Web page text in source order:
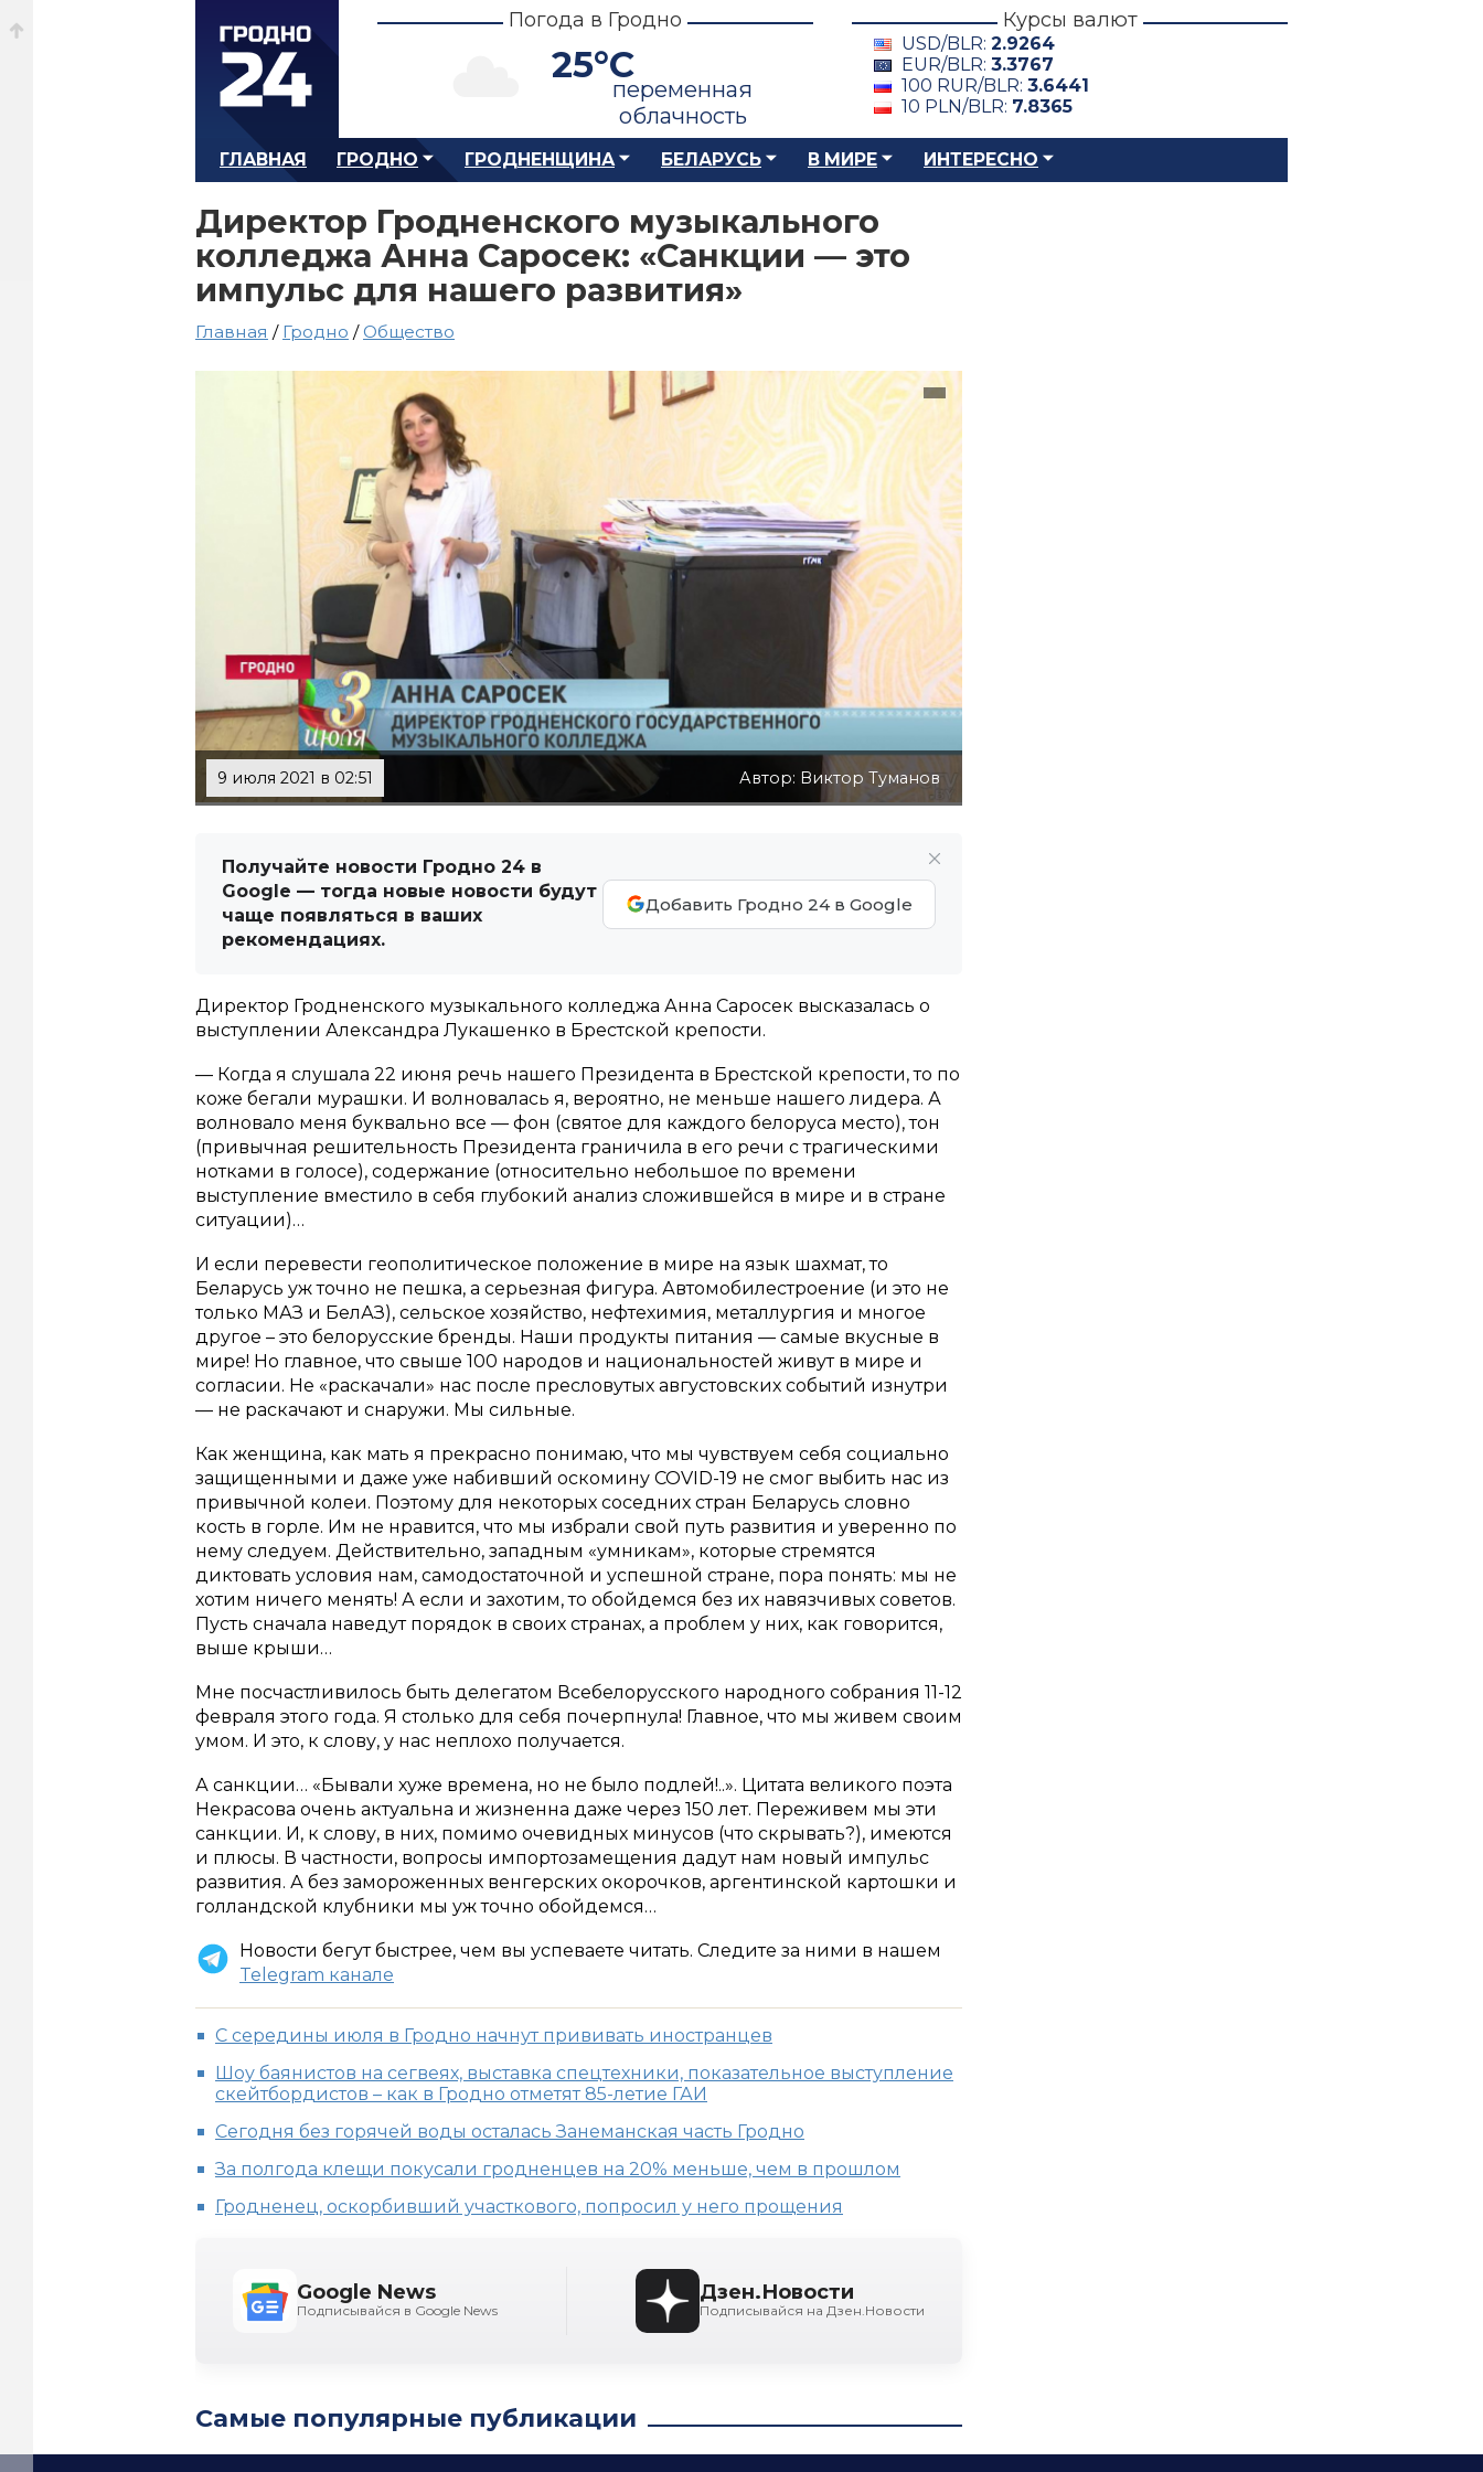
Погода в Гродно
25°C
переменная
облачность
Курсы валют
USD/BLR: 2.9264
EUR/BLR: 3.3767
100 RUR/BLR: 3.6441
10 PLN/BLR: 7.8365
ГЛАВНАЯ ГРОДНО ГРОДНЕНЩИНА БЕЛАРУСЬ В МИРЕ ИНТЕРЕСНО
Директор Гродненского музыкального
колледжа Анна Саросек: «Санкции — это
импульс для нашего развития»
Главная / Гродно /Общество
9 июля 2021 в 02:51 Автор: Виктор Туманов
Получайте новости Гродно 24 в
Google — тогда новые новости будут
чаще появляться в ваших
рекомендациях.
Добавить Гродно 24 в Google
Директор Гродненского музыкального колледжа Анна Саросек высказалась о
выступлении Александра Лукашенко в Брестской крепости.
— Когда я слушала 22 июня речь нашего Президента в Брестской крепости, то по
коже бегали мурашки. И волновалась я, вероятно, не меньше нашего лидера. А
волновало меня буквально все — фон (святое для каждого белоруса место), тон
(привычная решительность Президента граничила в его речи с трагическими
нотками в голосе), содержание (относительно небольшое по времени
выступление вместило в себя глубокий анализ сложившейся в мире и в стране
ситуации)…
И если перевести геополитическое положение в мире на язык шахмат, то
Беларусь уж точно не пешка, а серьезная фигура. Автомобилестроение (и это не
только МАЗ и БелАЗ), сельское хозяйство, нефтехимия, металлургия и многое
другое – это белорусские бренды. Наши продукты питания — самые вкусные в
мире! Но главное, что свыше 100 народов и национальностей живут в мире и
согласии. Не «раскачали» нас после пресловутых августовских событий изнутри
— не раскачают и снаружи. Мы сильные.
Как женщина, как мать я прекрасно понимаю, что мы чувствуем себя социально
защищенными и даже уже набивший оскомину COVID-19 не смог выбить нас из
привычной колеи. Поэтому для некоторых соседних стран Беларусь словно
кость в горле. Им не нравится, что мы избрали свой путь развития и уверенно по
нему следуем. Действительно, западным «умникам», которые стремятся
диктовать условия нам, самодостаточной и успешной стране, пора понять: мы не
хотим ничего менять! А если и захотим, то обойдемся без их навязчивых советов.
Пусть сначала наведут порядок в своих странах, а проблем у них, как говорится,
выше крыши…
Мне посчастливилось быть делегатом Всебелорусского народного собрания 11-12
февраля этого года. Я столько для себя почерпнула! Главное, что мы живем своим
умом. И это, к слову, у нас неплохо получается.
А санкции… «Бывали хуже времена, но не было подлей!..». Цитата великого поэта
Некрасова очень актуальна и жизненна даже через 150 лет. Переживем мы эти
санкции. И, к слову, в них, помимо очевидных минусов (что скрывать?), имеются
и плюсы. В частности, вопросы импортозамещения дадут нам новый импульс
развития. А без замороженных венгерских окорочков, аргентинской картошки и
голландской клубники мы уж точно обойдемся…
Новости бегут быстрее, чем вы успеваете читать. Следите за ними в нашем
Telegram канале
С середины июля в Гродно начнут прививать иностранцев
Шоу баянистов на сегвеях, выставка спецтехники, показательное выступление
скейтбордистов – как в Гродно отметят 85-летие ГАИ
Сегодня без горячей воды осталась Занеманская часть Гродно
За полгода клещи покусали гродненцев на 20% меньше, чем в прошлом
Гродненец, оскорбивший участкового, попросил у него прощения
Google News
Подписывайся в Google News
Дзен.Новости
Подписывайся на Дзен.Новости
Самые популярные публикации